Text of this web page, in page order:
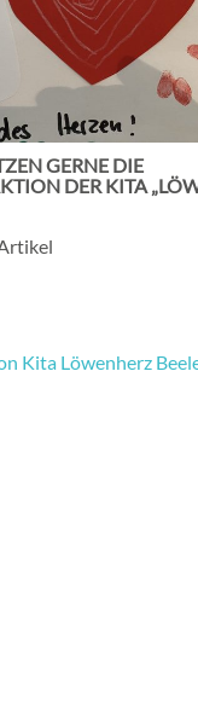
GERNE DIE
DER KITA
Kita Löwenherz